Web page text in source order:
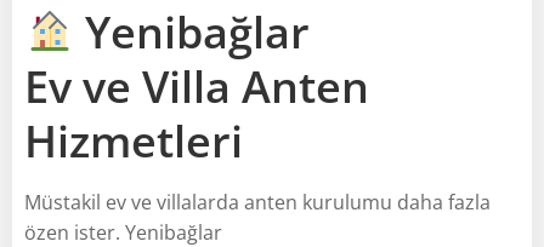
Yenibağlar
Ev ve Villa Anten
Hizmetleri
Müstakil ev ve villalarda anten kurulumu daha fazla
özen ister. Yenibağlar